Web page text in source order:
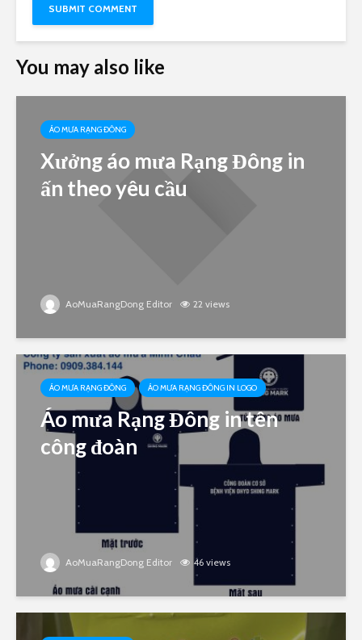
You may also like
ÁO MƯA RẠNG ĐÔNG
Xưởng áo mưa Rạng Đông in
ấn theo yêu cầu
AoMuaRangDong Editor 22 views
ÁO MƯA RẠNG ĐÔNG ÁO MƯA RẠNG ĐÔNG IN LOGO
Áo mưa Rạng Đông in tên
công đoàn
AoMuaRangDong Editor 46 views